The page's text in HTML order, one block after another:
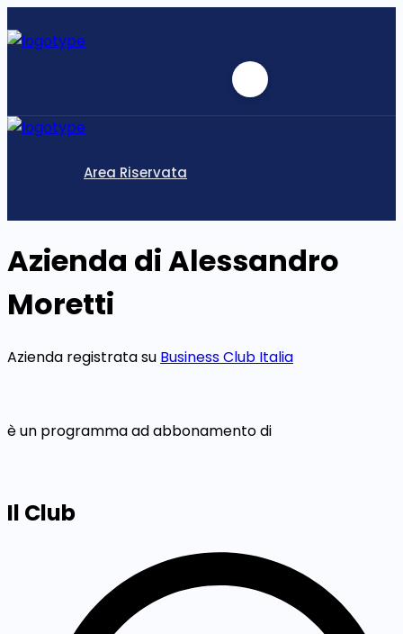
Area Riservata
Azienda di Alessandro
Moretti
Azienda registrata su Business Club Italia
è un programma ad abbonamento di
Il Club